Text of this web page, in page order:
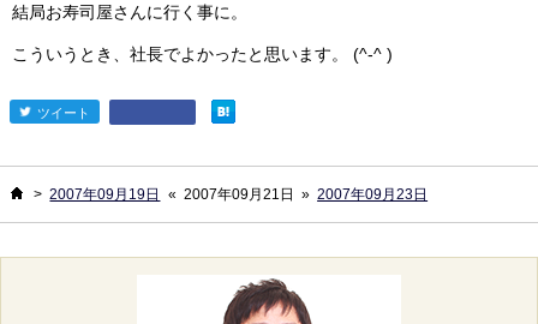
結局お寿司屋さんに行く事に。
こういうとき、社長でよかったと思います。 (^-^ )
entry482
ツイート
ホーム
> 2007年09月19日 « 2007年09月21日 » 2007年09月23日